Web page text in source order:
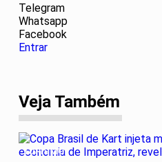
Telegram
Whatsapp
Facebook
Entrar
Veja Também
TURISMO